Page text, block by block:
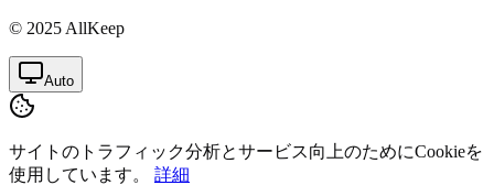
© 2025 AllKeep
Auto
サイトのトラフィック分析とサービス向上のためにCookieを
使用しています。
詳細